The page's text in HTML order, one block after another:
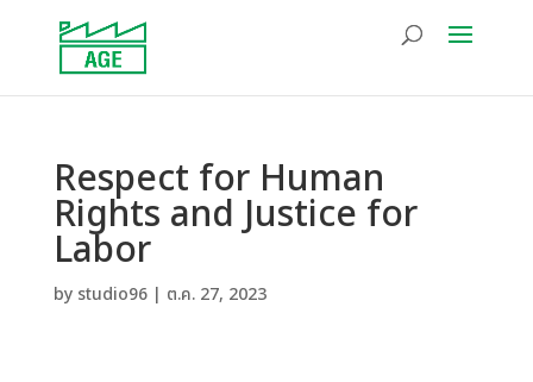
Respect for Human
Rights and Justice for
Labor
by studio96| ต.ค. 27, 2023